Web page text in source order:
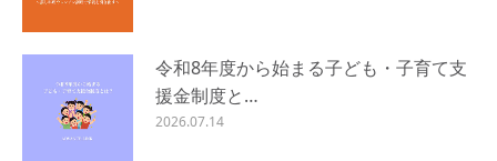
令和8年度から始まる子ども・子育て支
援金制度と…
2026.07.14